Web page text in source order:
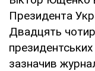
Президента
Двадцять
зазначив